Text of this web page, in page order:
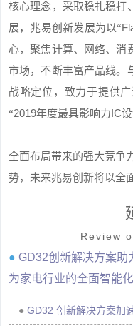
核心理念，采取稳扎稳打
展，兆易创新发展为以“
心，聚焦计算、网络、消
市场，不断丰富产品线。
战略定位，致力于提供
“2019年度最具影响力IC
全面布局带来的强大竞争
势，未来兆易创新将以全
Review
● GD32创新解决方案
为家电行业的全面智能
● GD32 创新解决方案加